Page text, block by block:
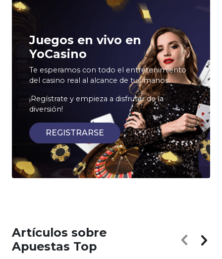
Juegos en vivo en
YoCasino
Te esperamos con todo el entretenimiento
del casino real al alcance de tus manos.
¡Regístrate y empieza a disfrutar de la
diversión!
REGISTRARSE
Artículos sobre
Apuestas Top